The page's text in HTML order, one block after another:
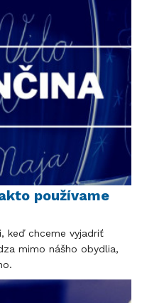
používame
keď chceme vyjadriť
mimo nášho obydlia,